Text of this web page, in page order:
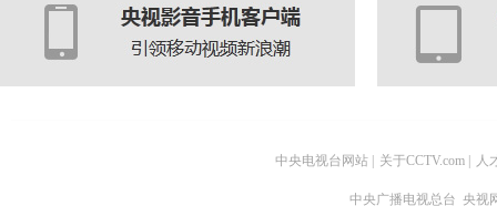
中央电视台网站 关于CCTV.com 人
中央广播电视总台 央视